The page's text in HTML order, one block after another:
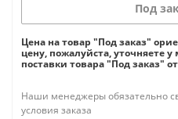
Под
Цена на товар "Под заказ"
цену, пожалуйста, уточняете
поставки товара "Под заказ"
Наши менеджеры обязательно
условия заказа